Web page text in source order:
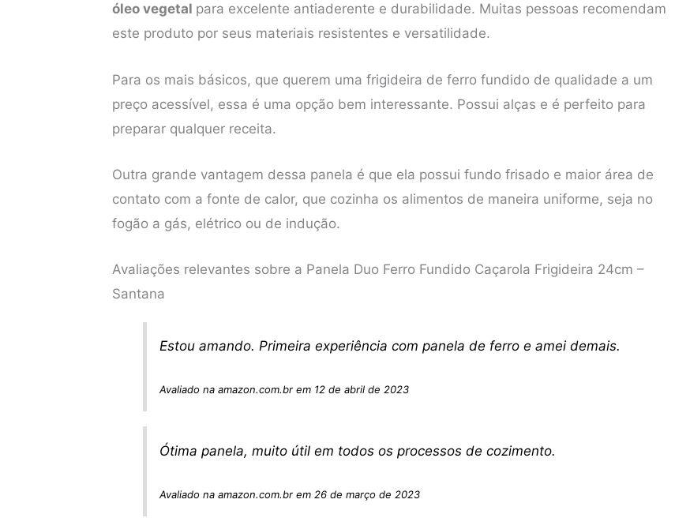
óleo vegetal para excelente antiaderente e durabilidade. Muitas pessoas recomendam
este produto por seus materiais resistentes e versatilidade.
Para os mais básicos, que querem uma frigideira de ferro fundido de qualidade a um
preço acessível, essa é uma opção bem interessante. Possui alças e é perfeito para
preparar qualquer receita.
Outra grande vantagem dessa panela é que ela possui fundo frisado e maior área de
contato com a fonte de calor, que cozinha os alimentos de maneira uniforme, seja no
fogão a gás, elétrico ou de indução.
Avaliações relevantes sobre a Panela Duo Ferro Fundido Caçarola Frigideira 24cm –
Santana
Estou amando. Primeira experiência com panela de ferro e amei demais.
Avaliado na amazon.com.br em 12 de abril de 2023
Ótima panela, muito útil em todos os processos de cozimento.
Avaliado na amazon.com.br em 26 de março de 2023